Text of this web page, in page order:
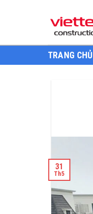
TRANG CHỦ
31
Th5